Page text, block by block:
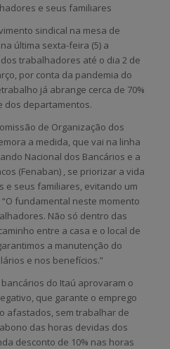
e seus familiares
sindical na mesa de
última sexta-feira (5) a
trabalhadores até o dia 2 de
por conta da pandemia do
já abrange cerca de 70%
dos departamentos.
de Organização dos
a medida, que vai na linha
Nacional dos Bancários e a
(Fenaban) , se priorizar a vida
e seus familiares, evitando um
fundamental neste momento
Não só dentro das
entre a casa e o local de
a manutenção do
e nos benefícios.”
do Itaú aprovaram o
que garante o emprego
afastados, sem trabalhar de
das horas devidas dos
desconto de 10% nas horas